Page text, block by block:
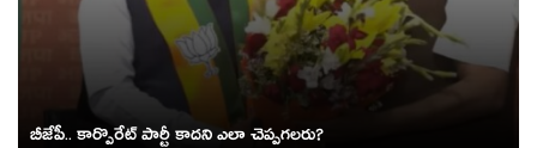
బీజేపీ.. కార్పొరేట్ పార్టీ కాద‌ని ఎలా చెప్ప‌గ‌ల‌రు?